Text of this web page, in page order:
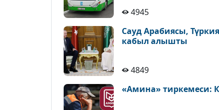
4945
Сауд Арабиясы,
кабыл алышты
4849
«Амина» тиркемеси: